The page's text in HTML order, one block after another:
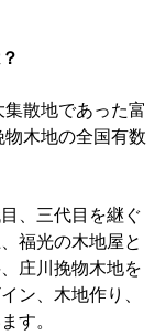
散地であった富
木地の全国有数
、三代目を継ぐ
福光の木地屋と
庄川挽物木地を
ン、木地作り、
す。